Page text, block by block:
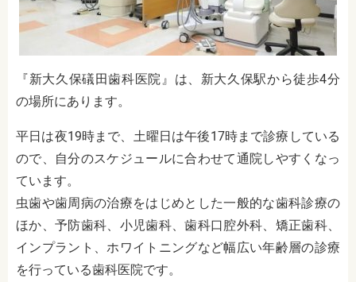
『新大久保礒田歯科医院』は、新大久保駅から徒歩4分
の場所にあります。
平日は夜19時まで、土曜日は午後17時まで診療している
ので、自分のスケジュールに合わせて通院しやすくなっ
ています。
虫歯や歯周病の治療をはじめとした一般的な歯科診療の
ほか、予防歯科、小児歯科、歯科口腔外科、矯正歯科、
インプラント、ホワイトニングなど幅広い年齢層の診療
を行っている歯科医院です。